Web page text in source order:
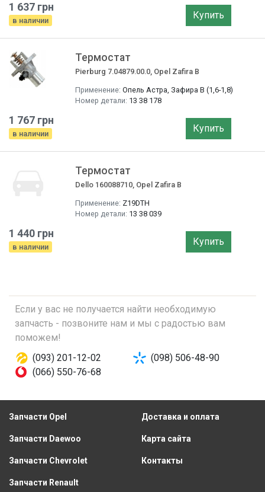
1 637 грн
в наличии Купить
Термостат
Pierburg 7.04879.00.0, Opel Zafira B
Применение: Опель Астра, Зафира B (1,6-1,8)
Номер детали: 13 38 178
1 767 грн
в наличии Купить
Термостат
Dello 160088710, Opel Zafira B
Применение: Z19DTH
Номер детали: 13 38 039
1 440 грн
в наличии Купить
Если у вас не получается найти необходимую
запчасть - позвоните нам и мы с радостью вам
поможем!
(093) 201-12-02
(098) 506-48-90
(066) 550-76-68
Запчасти Opel
Запчасти Daewoo
Запчасти Chevrolet
Запчасти Renault
Доставка и оплата
Карта сайта
Контакты